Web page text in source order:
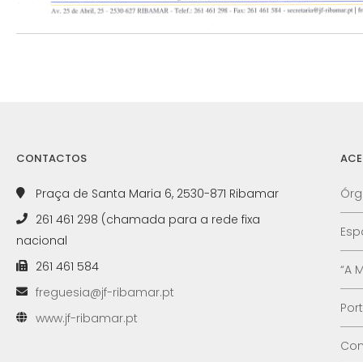
CONTACTOS
Praça de Santa Maria 6, 2530-871 Ribamar
261 461 298 (chamada para a rede fixa
nacional
261 461 584
freguesia@jf-ribamar.pt
www.jf-ribamar.pt
“A